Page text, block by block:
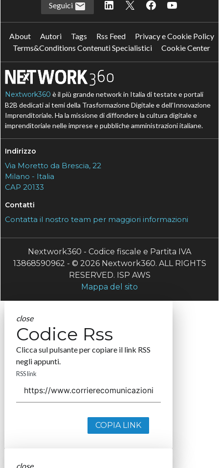
Seguici
About Autori Tags Rss Feed
Privacy e Cookie Policy
Terms&Conditions Contenuti Specialistici
Cookie Center
Nextwork360 è il più grande network in Italia di testate e portali
B2B dedicati ai temi della Trasformazione Digitale e dell’Innovazione
Imprenditoriale. Ha la missione di diffondere la cultura digitale e
imprenditoriale nelle imprese e pubbliche amministrazioni italiane.
Indirizzo
Via Moretto da Brescia, 22
Milano - Italia
CAP 20133
Contatti
Contatta il nostro team per maggiori informazioni
Nextwork360 - Codice fiscale e Partita IVA
13868590962 - © 2026 Nextwork360. ALL RIGHTS
RESERVED. ISP AWS
Mappa del sito
close
Codice Rss
Clicca sul pulsante per copiare il link RSS
negli appunti.
RSS link
COPIA LINK
close